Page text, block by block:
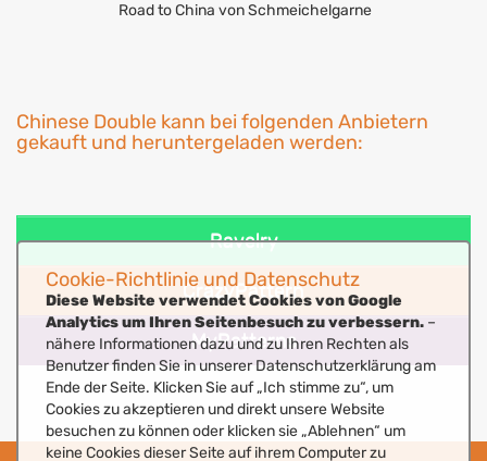
Road to China von Schmeichelgarne
Chinese Double kann bei folgenden Anbietern
gekauft und heruntergeladen werden:
Ravelry
CrazyPattern
MyPatterns
Cookie-Richtlinie und Datenschutz
Diese Website verwendet Cookies von Google
Analytics um Ihren Seitenbesuch zu verbessern. –
nähere Informationen dazu und zu Ihren Rechten als
Benutzer finden Sie in unserer Datenschutzerklärung am
Ende der Seite. Klicken Sie auf „Ich stimme zu“, um
Cookies zu akzeptieren und direkt unsere Website
besuchen zu können oder klicken sie „Ablehnen“ um
keine Cookies dieser Seite auf ihrem Computer zu